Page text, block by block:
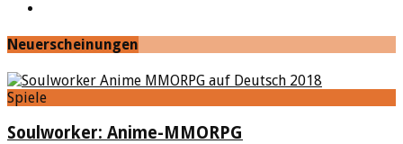
Neuerscheinungen
Spiele
Soulworker: Anime-MMORPG